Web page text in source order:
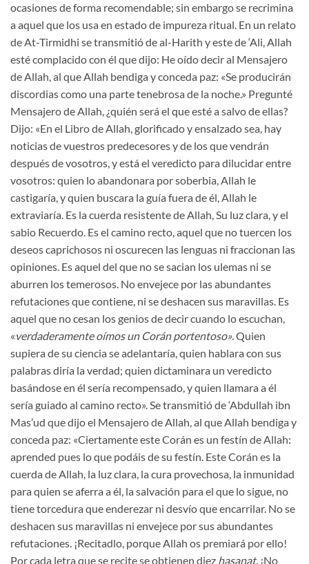
ocasiones de forma recomendable; sin embargo se recrimina
a aquel que los usa en estado de impureza ritual. En un relato
de At-Tirmidhi se transmitió de al-Harith y este de ‘Ali, Allah
esté complacido con él que dijo: He oído decir al Mensajero
de Allah, al que Allah bendiga y conceda paz: «Se producirán
discordias como una parte tenebrosa de la noche.» Pregunté
Mensajero de Allah, ¿quién será el que esté a salvo de ellas?
Dijo: «En el Libro de Allah, glorificado y ensalzado sea, hay
noticias de vuestros predecesores y de los que vendrán
después de vosotros, y está el veredicto para dilucidar entre
vosotros: quien lo abandonara por soberbia, Allah le
castigaría, y quien buscara la guía fuera de él, Allah le
extraviaría. Es la cuerda resistente de Allah, Su luz clara, y el
sabio Recuerdo. Es el camino recto, aquel que no tuercen los
deseos caprichosos ni oscurecen las lenguas ni fraccionan las
opiniones. Es aquel del que no se sacian los ulemas ni se
aburren los temerosos. No envejece por las abundantes
refutaciones que contiene, ni se deshacen sus maravillas. Es
aquel que no cesan los genios de decir cuando lo escuchan,
«verdaderamente oímos un Corán portentoso». Quien
supiera de su ciencia se adelantaría, quien hablara con sus
palabras diría la verdad; quien dictaminara un veredicto
basándose en él sería recompensado, y quien llamara a él
sería guiado al camino recto». Se transmitió de ‘Abdullah ibn
Mas’ud que dijo el Mensajero de Allah, al que Allah bendiga y
conceda paz: «Ciertamente este Corán es un festín de Allah:
aprended pues lo que podáis de su festín. Este Corán es la
cuerda de Allah, la luz clara, la cura provechosa, la inmunidad
para quien se aferra a él, la salvación para el que lo sigue, no
tiene torcedura que enderezar ni desvío que encarrilar. No se
deshacen sus maravillas ni envejece por sus abundantes
refutaciones. ¡Recitadlo, porque Allah os premiará por ello!
Por cada letra que se recite se obtienen diez hasanat. ¡No